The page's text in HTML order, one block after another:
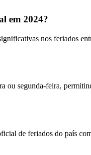
em 2024?
nos feriados
segunda-feira,
de feriados do país